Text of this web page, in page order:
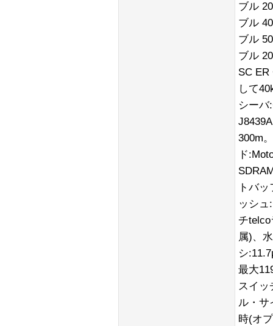
ブル
ブル
ブル
ブル
SC ER
して
シーバ
300m
ド
トバ
ッシ
チ
属)、
シ
最大
スイッ
ル・サ
時(オ